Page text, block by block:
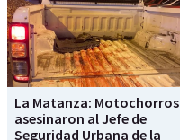
La Matanza: Motochorros
asesinaron al Jefe de
Seguridad Urbana de la